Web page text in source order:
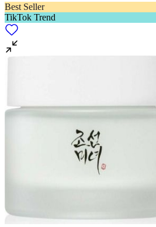
Best Seller
TikTok Trend